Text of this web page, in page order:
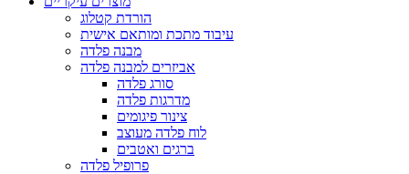
הורדת קטלוג
עיבוד מתכת ומותאם אישית
מבנה פלדה
אביזרים למבנה פלדה
סורג פלדה
מדרגות פלדה
צינור פיגומים
לוח פלדה מעוצב
ברגים ואטבים
פרופיל פלדה